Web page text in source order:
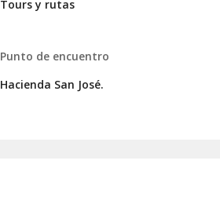
Tours y rutas
Punto de encuentro
Hacienda San José.